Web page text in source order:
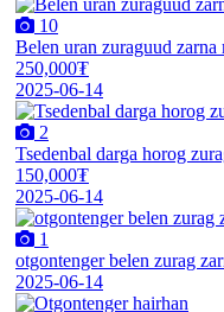
10
Belen uran zuraguud zarna
250,000₮
2025-06-14
2
Tsedenbal darga horog
150,000₮
2025-06-14
1
otgontenger belen zurag
2025-06-14